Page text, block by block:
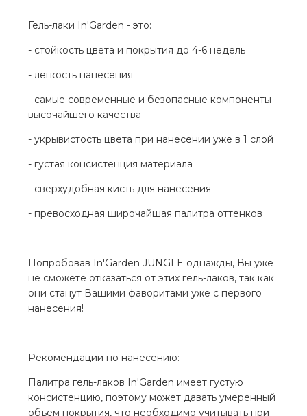
Гель-лаки In'Garden - это:
- стойкость цвета и покрытия до 4-6 недель
- легкость нанесения
- самые современные и безопасные компоненты
высочайшего качества
- укрывистость цвета при нанесении уже в 1 слой
- густая консистенция материала
- сверхудобная кисть для нанесения
- превосходная широчайшая палитра оттенков
Попробовав In'Garden JUNGLE однажды, Вы уже
не сможете отказаться от этих гель-лаков, так как
они станут Вашими фаворитами уже с первого
нанесения!
Рекомендации по нанесению:
Палитра гель-лаков In'Garden имеет густую
консистенцию, поэтому может давать умеренный
объем покрытия, что необходимо учитывать при